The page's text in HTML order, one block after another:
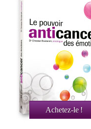
Achetez-le !